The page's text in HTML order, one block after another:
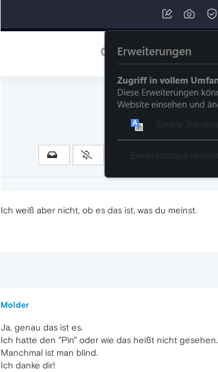
Ich weiß aber nicht, ob es das ist, was du meinst.
Molder
Ja, genau das ist es.
Ich hatte den "Pin" oder wie das heißt nicht gesehen.
Manchmal ist man blind.
Ich danke dir!